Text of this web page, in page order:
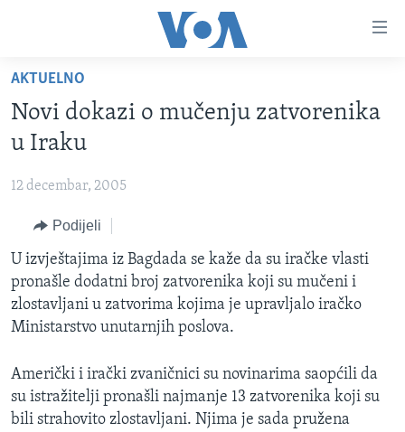
glavni
sadržaj
Pređi
na
glavnu
pretragu
TV PROGRAM
VIJESTI
SJEDINJENE AMERIČKE DRŽAVE
BOSNA I HERCEGOVINA
NAUKA I TEHNOLOGIJA
SPECIJALNI PROJEKTI
KORUPCIJA
SLOBODA MEDIJA
IZBJEGLIČKA STRANA
MAGAZIN
AKTUELNO
Novi dokazi o mučenju zatvorenika
u Iraku
12 decembar, 2005
Podijeli
U izvještajima iz Bagdada se kaže da su iračke vlasti
pronašle dodatni broj zatvorenika koji su mučeni i
zlostavljani u zatvorima kojima je upravljalo iračko
Ministarstvo unutarnjih poslova.
Američki i irački zvaničnici su novinarima saopćili da
su istražitelji pronašli najmanje 13 zatvorenika koji su
bili strahovito zlostavljani. Njima je sada pružena